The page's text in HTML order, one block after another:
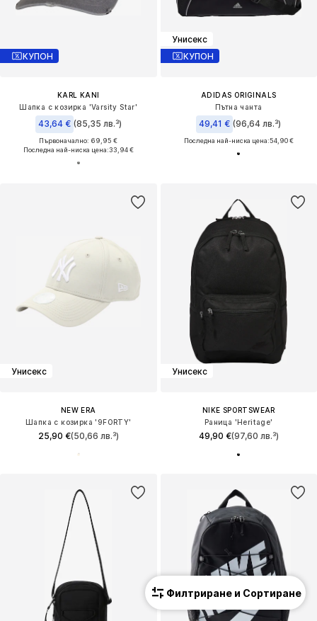
КУПОН
KARL KANI
Шапка с козирка 'Varsity Star'
43,64 € (85,35 лв.³)
Първоначално: 69,95 €
Последна най-ниска цена:33,94 €
Унисекс
КУПОН
ADIDAS ORIGINALS
Пътна чанта
49,41 € (96,64 лв.³)
Последна най-ниска цена:54,90 €
Унисекс
NEW ERA
Шапка с козирка '9FORTY'
25,90 €(50,66 лв.³)
Унисекс
NIKE SPORTSWEAR
Раница 'Heritage'
49,90 €(97,60 лв.³)
Филтриране и Сортиране